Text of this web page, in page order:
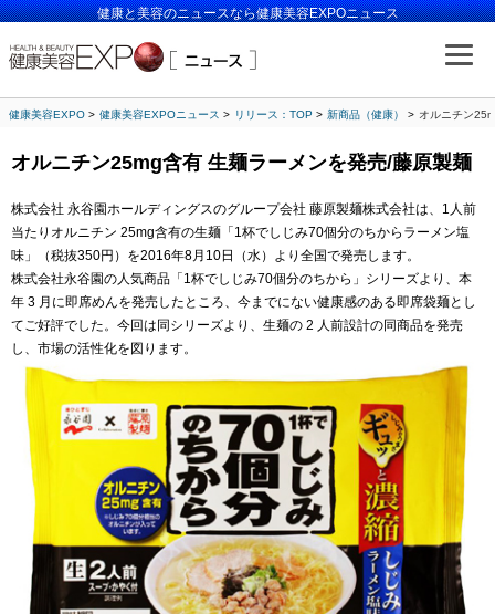
健康と美容のニュースなら健康美容EXPOニュース
健康美容EXPO 健康美容EXPOニュース リリース：TOP 新商品（健康） オルニチン
オルニチン25mg含有 生麺ラーメンを発売/藤原製麺
株式会社 永谷園ホールディングスのグループ会社 藤原製麺株式会社は、1人前
当たりオルニチン 25mg含有の生麺「1杯でしじみ70個分のちからラーメン塩
味」（税抜350円）を2016年8月10日（水）より全国で発売します。
株式会社永谷園の人気商品「1杯でしじみ70個分のちから」シリーズより、本
年 3 月に即席めんを発売したところ、今までにない健康感のある即席袋麺とし
てご好評でした。今回は同シリーズより、生麺の 2 人前設計の同商品を発売
し、市場の活性化を図ります。